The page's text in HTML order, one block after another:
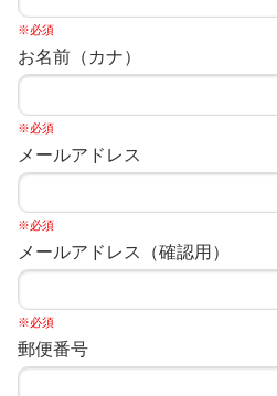
※必須
お名前（カナ）
※必須
メールアドレス
※必須
メールアドレス（確認用）
※必須
郵便番号